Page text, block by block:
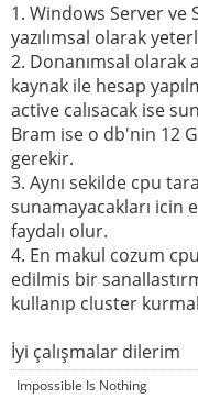
1. Windows Server ve
yazılımsal olarak
2. Donanımsal olarak
kaynak ile hesap
active calısacak ise
Bram ise o db'nin 12
gerekir.
3. Aynı sekilde cpu
sunamayacakları icin
faydalı olur.
4. En makul cozum
edilmis bir
kullanıp cluster
İyi çalışmalar dilerim
Impossible Is Nothing